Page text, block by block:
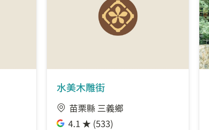
水美木雕街
苗栗縣 三義鄉
4.1 ★ (533)